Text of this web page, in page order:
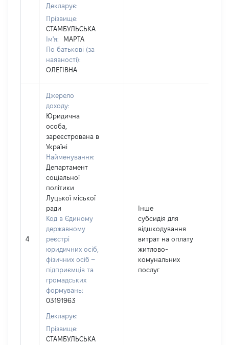
Декларує:
Прізвище:
СТАМБУЛЬСЬКА
Ім'я:
МАРТА
По батькові (за
наявності):
ОЛЕГІВНА
4
Джерело
доходу:
Юридична
особа,
зареєстрована в
Україні
Найменування:
Департамент
соціальної
політики
Луцької міської
ради
Код в Єдиному
державному
реєстрі
юридичних осіб,
фізичних осіб –
підприємців та
громадських
формувань:
03191963
Декларує:
Прізвище:
СТАМБУЛЬСЬКА
Інше
субсидія для
відшкодування
витрат на оплату
житлово-
комунальних
послуг